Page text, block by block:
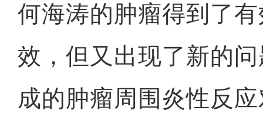
何海涛的肿瘤得到了
效，但又出现了新的
成的肿瘤周围炎性反